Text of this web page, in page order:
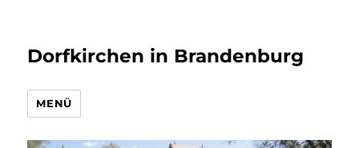
Dorfkirchen in Brandenburg
MENÜ